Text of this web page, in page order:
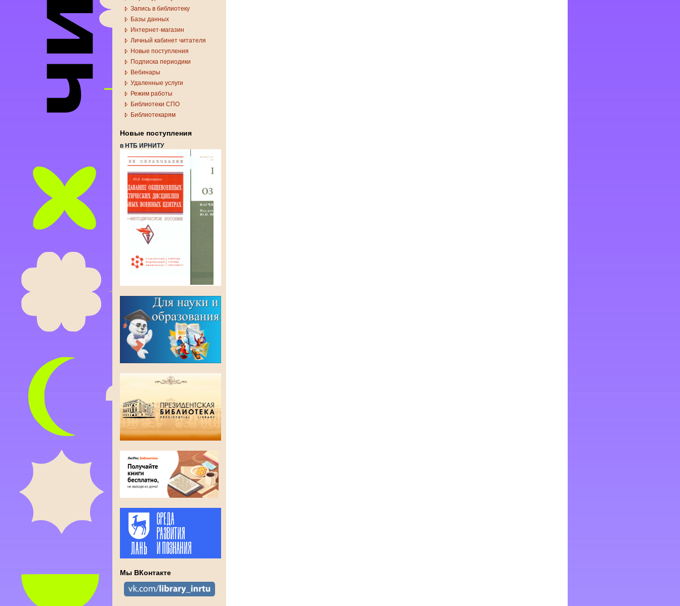
Запись в библиотеку
Базы данных
Интернет-магазин
Личный кабинет читателя
Новые поступления
Подписка периодики
Вебинары
Удаленные услуги
Режим работы
Библиотеки СПО
Библиотекарям
Новые поступления
в НТБ ИРНИТУ
Мы ВКонтакте